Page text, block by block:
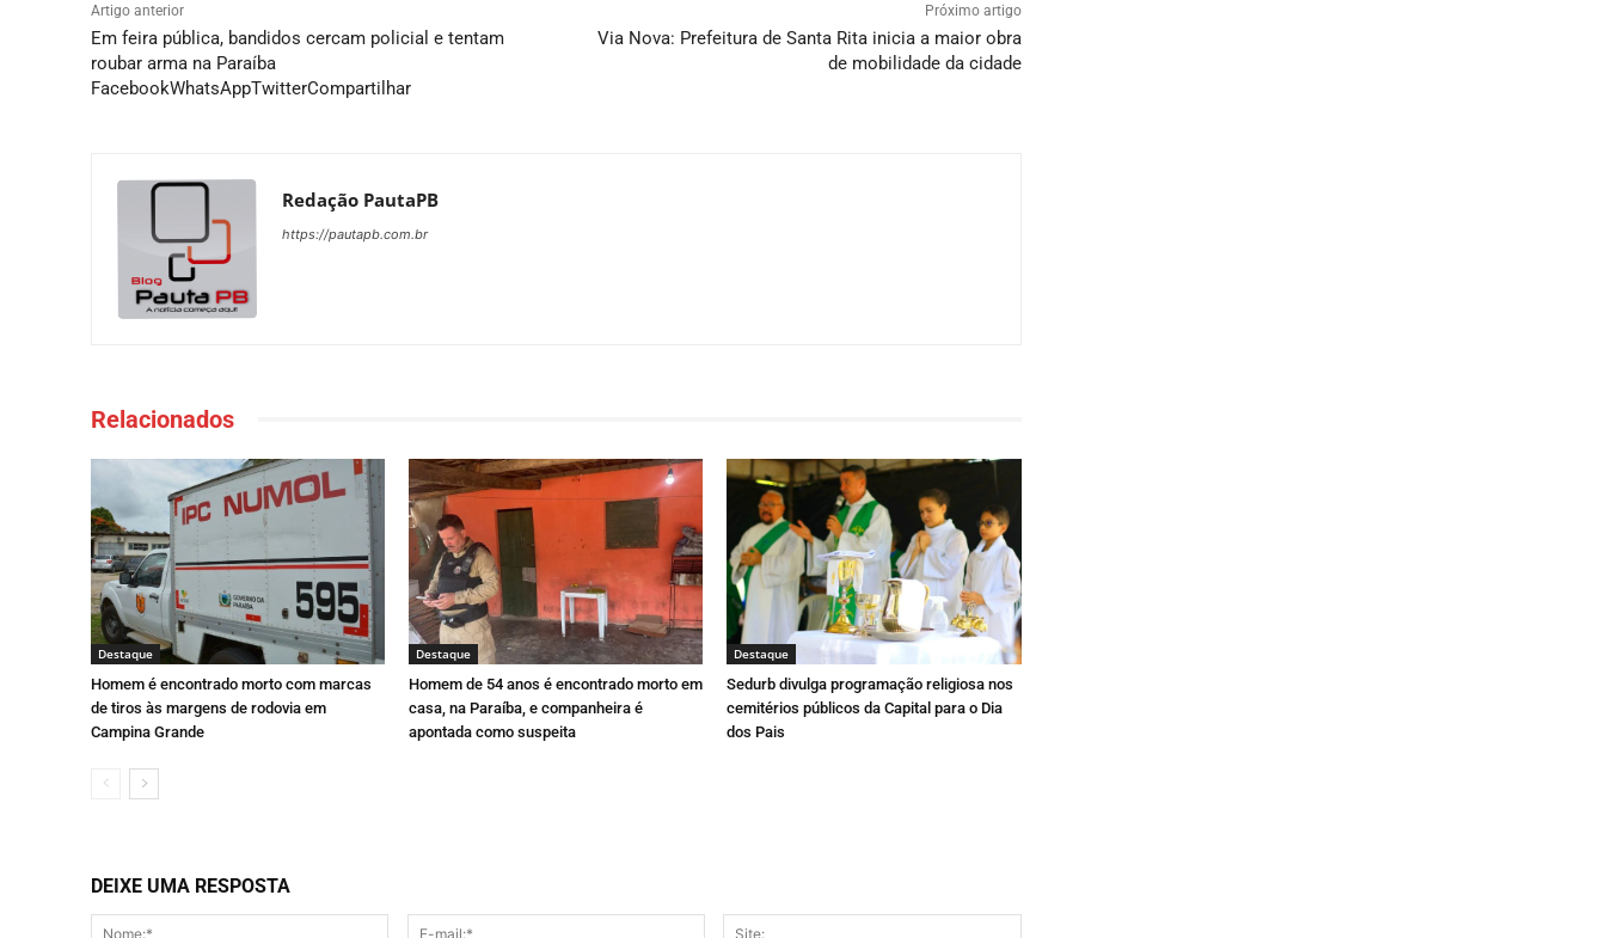
Artigo anterior
Em feira pública, bandidos cercam policial e tentam
roubar arma na Paraíba
FacebookWhatsAppTwitterCompartilhar
Próximo artigo
Via Nova: Prefeitura de Santa Rita inicia a maior obra
de mobilidade da cidade
Redação PautaPB
https://pautapb.com.br
Relacionados
Destaque
Homem é encontrado morto com marcas
de tiros às margens de rodovia em
Campina Grande
Destaque
Homem de 54 anos é encontrado morto em
casa, na Paraíba, e companheira é
apontada como suspeita
Destaque
Sedurb divulga programação religiosa nos
cemitérios públicos da Capital para o Dia
dos Pais
DEIXE UMA RESPOSTA
Nome:*